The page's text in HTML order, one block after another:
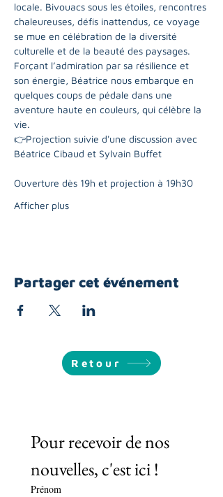
locale. Bivouacs sous les étoiles, rencontres
chaleureuses, défis inattendus, ce voyage
se mue en célébration de la diversité
culturelle et de la beauté des paysages.
Forçant l’admiration par sa résilience et
son énergie, Béatrice nous embarque en
quelques coups de pédale dans une
aventure haute en couleurs, qui célèbre la
vie.
👉Projection suivie d'une discussion avec
Béatrice Cibaud et Sylvain Buffet
Ouverture dès 19h et projection à 19h30
Afficher plus
Partager cet événement
Retour
Pour recevoir de nos
nouvelles, c'est ici !
Prénom